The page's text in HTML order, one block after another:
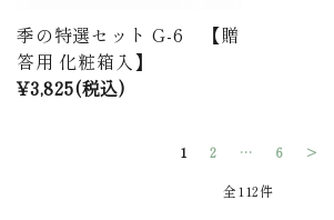
季の特選セット G-6 【贈
答用 化粧箱入】
¥3,825(税込)
1 2 … 6 >
全112件